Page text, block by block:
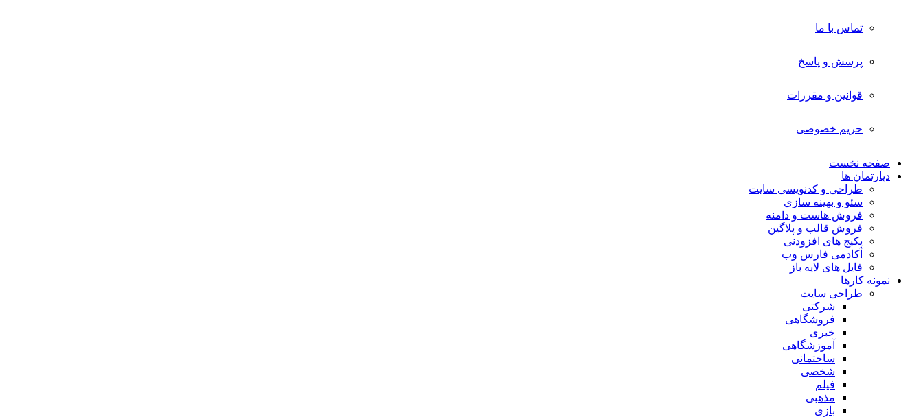
تماس با ما
پرسش و پاسخ
قوانین و مقررات
حریم خصوصی
صفحه نخست
دپارتمان ها
طراحی و کدنویسی سایت
سئو و بهینه سازی
فروش هاست و دامنه
فروش قالب و پلاگین
پکیج های افزودنی
آکادمی فارس وب
فایل های لایه باز
نمونه کارها
طراحی سایت
شرکتی
فروشگاهی
خبری
آموزشگاهی
ساختمانی
شخصی
فیلم
مذهبی
بازی